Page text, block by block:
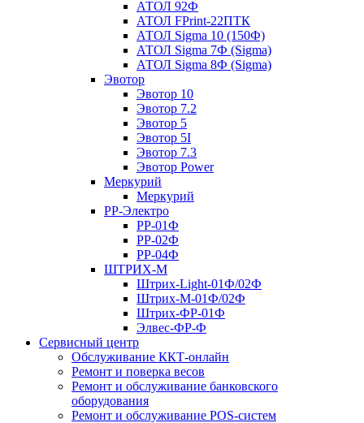
АТОЛ 92Ф
АТОЛ FPrint-22ПТК
АТОЛ Sigma 10 (150Ф)
АТОЛ Sigma 7Ф (Sigma)
АТОЛ Sigma 8Ф (Sigma)
Эвотор
Эвотор 10
Эвотор 7.2
Эвотор 5
Эвотор 5I
Эвотор 7.3
Эвотор Power
Меркурий
Меркурий
РР-Электро
РР-01Ф
РР-02Ф
РР-04Ф
ШТРИХ-М
Штрих-Light-01Ф/02Ф
Штрих-М-01Ф/02Ф
Штрих-ФР-01Ф
Элвес-ФР-Ф
Сервисный центр
Обслуживание ККТ-онлайн
Ремонт и поверка весов
Ремонт и обслуживание банковского
оборудования
Ремонт и обслуживание POS-систем